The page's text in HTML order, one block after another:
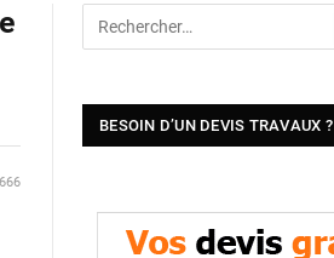
BESOIN D’UN DEVIS TRAVAUX ?